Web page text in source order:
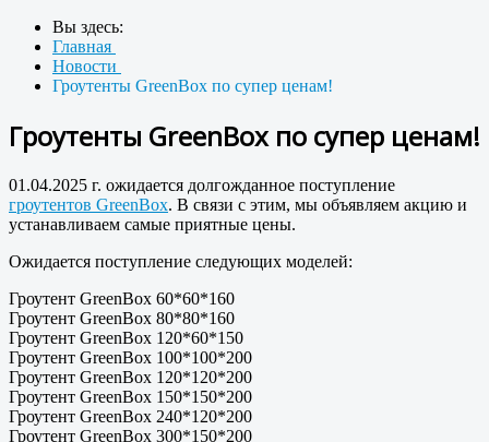
Вы здесь:
Главная
Новости
Гроутенты GreenBox по супер ценам!
Гроутенты GreenBox по супер ценам!
01.04.2025 г. ожидается долгожданное поступление
гроутентов GreenBox. В связи с этим, мы объявляем акцию и
устанавливаем самые приятные цены.
Ожидается поступление следующих моделей:
Гроутент GreenBox 60*60*160
Гроутент GreenBox 80*80*160
Гроутент GreenBox 120*60*150
Гроутент GreenBox 100*100*200
Гроутент GreenBox 120*120*200
Гроутент GreenBox 150*150*200
Гроутент GreenBox 240*120*200
Гроутент GreenBox 300*150*200